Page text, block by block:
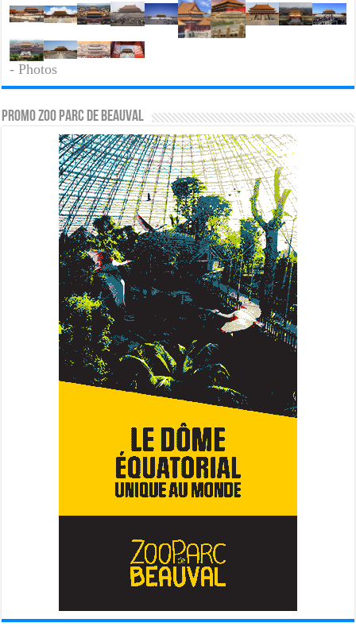
- Photos
PROMO ZOO PARC DE BEAUVAL